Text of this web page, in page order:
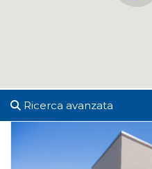
Ricerca avanzata